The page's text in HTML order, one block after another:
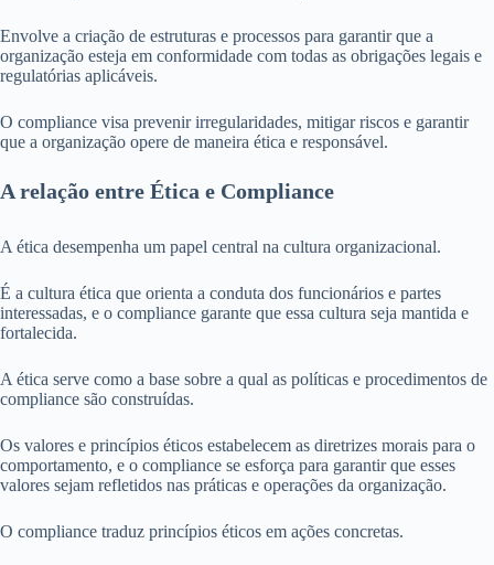
Envolve a criação de estruturas e processos para garantir que a
organização esteja em conformidade com todas as obrigações legais e
regulatórias aplicáveis.
O compliance visa prevenir irregularidades, mitigar riscos e garantir
que a organização opere de maneira ética e responsável.
A relação entre Ética e Compliance
A ética desempenha um papel central na cultura organizacional.
É a cultura ética que orienta a conduta dos funcionários e partes
interessadas, e o compliance garante que essa cultura seja mantida e
fortalecida.
A ética serve como a base sobre a qual as políticas e procedimentos de
compliance são construídas.
Os valores e princípios éticos estabelecem as diretrizes morais para o
comportamento, e o compliance se esforça para garantir que esses
valores sejam refletidos nas práticas e operações da organização.
O compliance traduz princípios éticos em ações concretas.